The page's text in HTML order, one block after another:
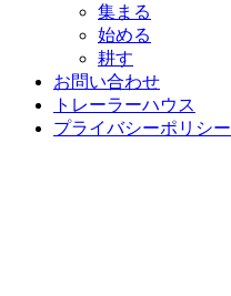
集まる
始める
耕す
お問い合わせ
トレーラーハウス
プライバシーポリシー